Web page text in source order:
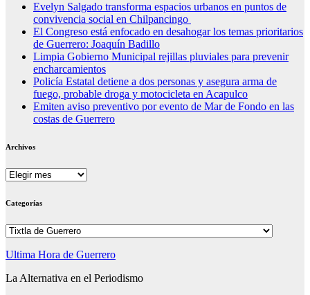
Evelyn Salgado transforma espacios urbanos en puntos de
convivencia social en Chilpancingo
El Congreso está enfocado en desahogar los temas prioritarios
de Guerrero: Joaquín Badillo
Limpia Gobierno Municipal rejillas pluviales para prevenir
encharcamientos
Policía Estatal detiene a dos personas y asegura arma de
fuego, probable droga y motocicleta en Acapulco
Emiten aviso preventivo por evento de Mar de Fondo en las
costas de Guerrero
Archivos
Archivos
Categorías
Categorías
Ultima Hora de Guerrero
La Alternativa en el Periodismo